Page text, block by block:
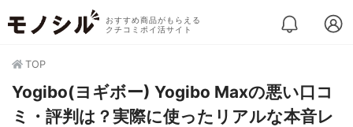
おすすめ商品がもらえる
クチコミポイ活サイト
TOP
Yogibo(ヨギボー) Yogibo Maxの悪い口コ
ミ・評判は？実際に使ったリアルな本音レ